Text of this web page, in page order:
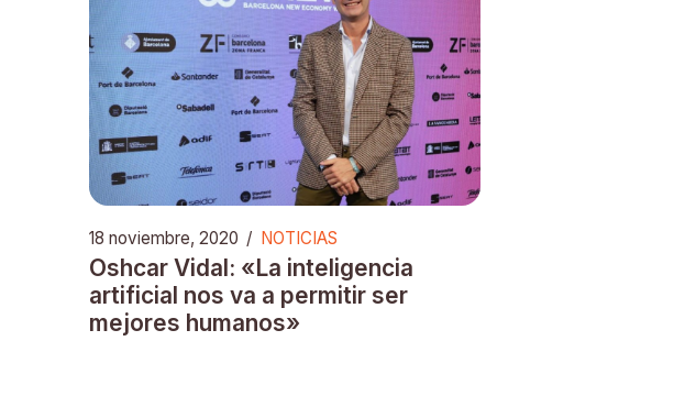
18 noviembre, 2020 / NOTICIAS
Oshcar Vidal: «La inteligencia
artificial nos va a permitir ser
mejores humanos»